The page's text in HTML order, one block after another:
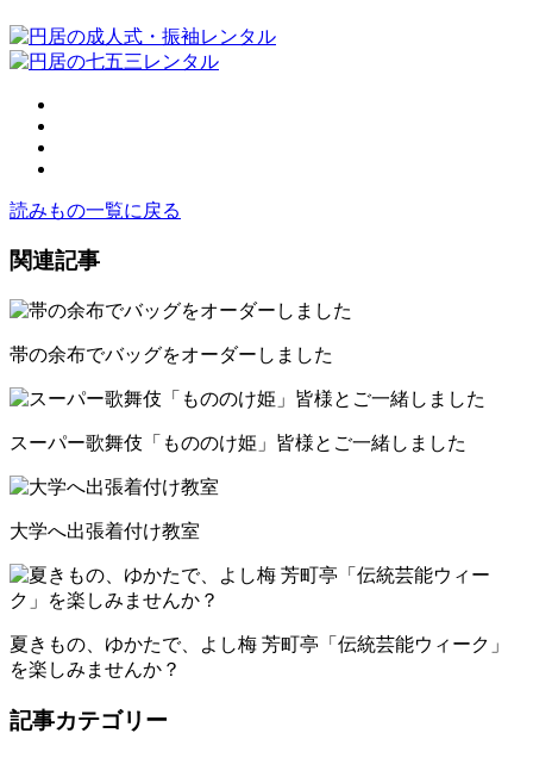
読みもの一覧に戻る
関連記事
帯の余布でバッグをオーダーしました
スーパー歌舞伎「もののけ姫」皆様とご一緒しました
大学へ出張着付け教室
夏きもの、ゆかたで、よし梅 芳町亭「伝統芸能ウィーク」
を楽しみませんか？
記事カテゴリー